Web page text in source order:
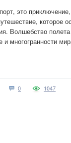
это
которое
Волшебство
многогранности
0 1047